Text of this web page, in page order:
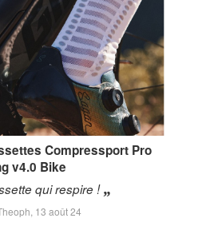
Compressport Pro
v4.0 Bike
qui respire !
13 août 24